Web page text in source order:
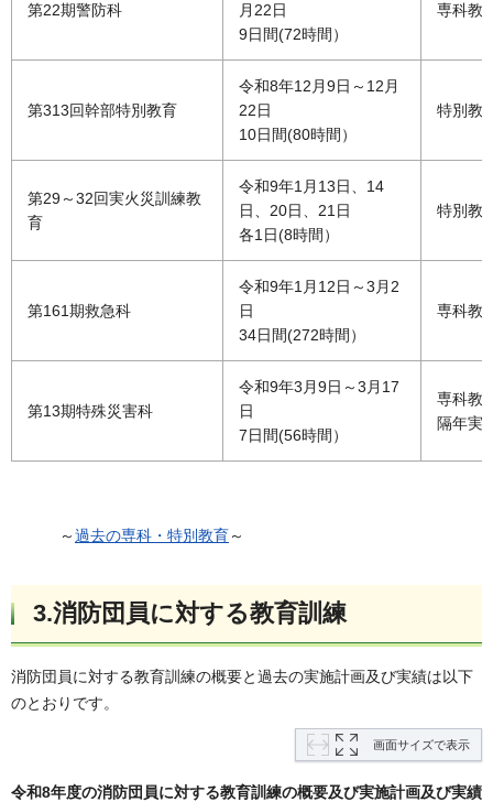
第22期警防科
月22日
9日間(72時間）
専科教
第313回幹部特別教育
令和8年12月9日～12月
22日
10日間(80時間）
特別教
第29～32回実火災訓練教
育
令和9年1月13日、14
日、20日、21日
各1日(8時間）
特別教
第161期救急科
令和9年1月12日～3月2
日
34日間(272時間）
専科教
第13期特殊災害科
令和9年3月9日～3月17
日
7日間(56時間）
専科教
隔年実
～過去の専科・特別教育～
3.消防団員に対する教育訓練
消防団員に対する教育訓練の概要と過去の実施計画及び実績は以下
のとおりです。
画面サイズで表示
令和8年度の消防団員に対する教育訓練の概要及び実施計画及び実績